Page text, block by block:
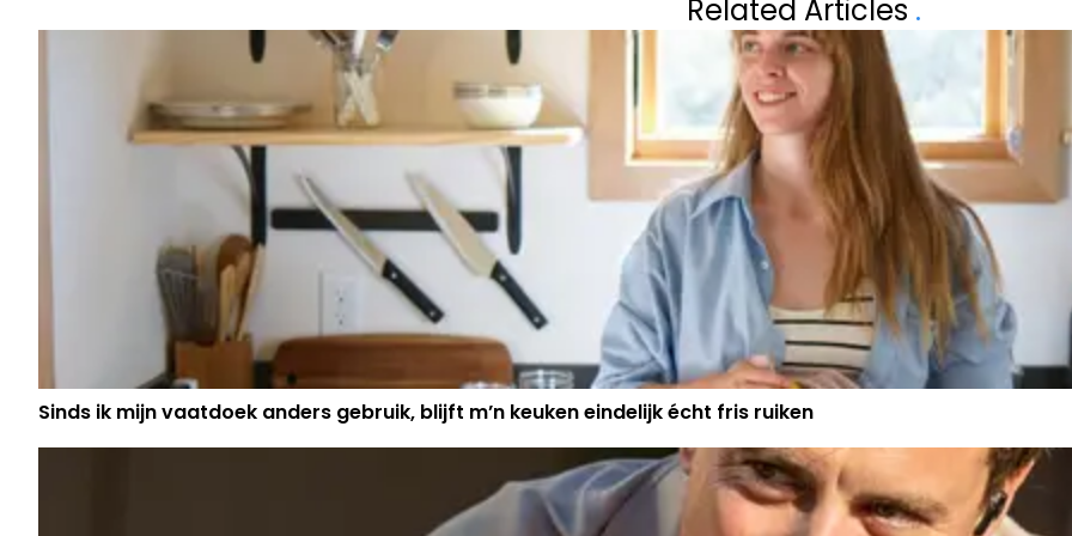
BUELENS HEBBEN GROOT NIEUWS OVER
GEZINSUITBREIDING
BESLISSING MET
Related Articles .
Sinds ik mijn vaatdoek anders gebruik, blijft m’n keuken eindelijk écht fris ruiken